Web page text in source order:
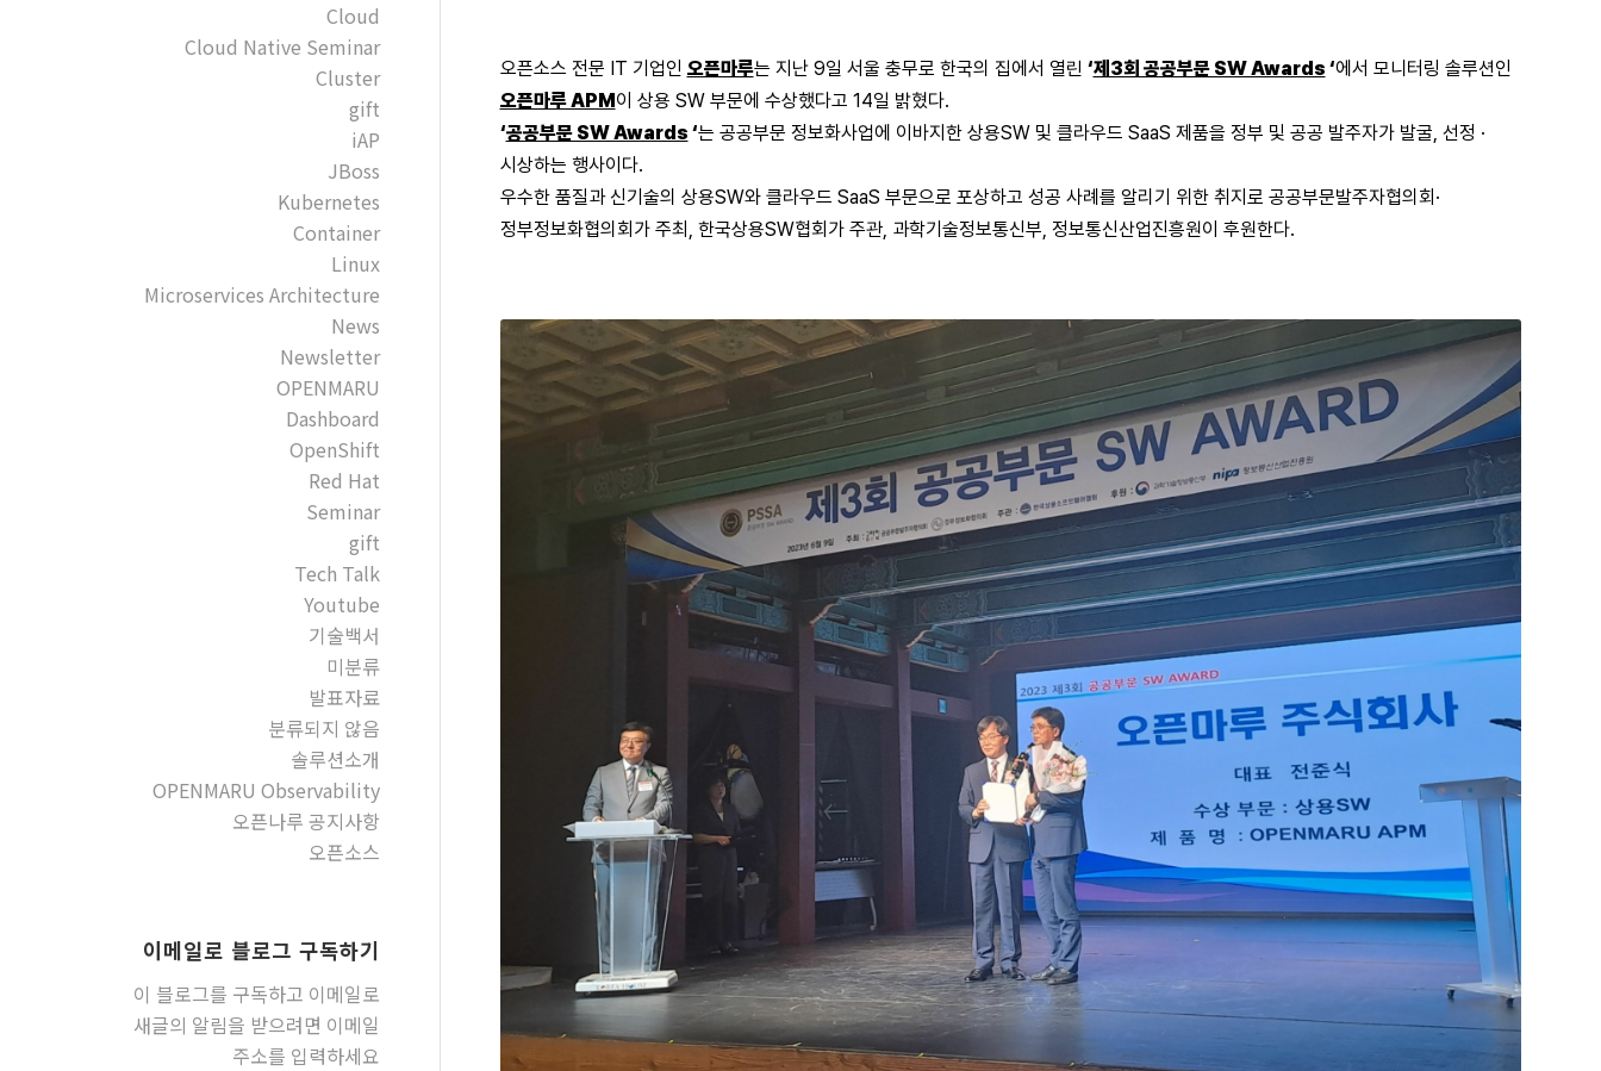
오픈소스 전문 IT 기업인 오픈마루는 지난 9일 서울 충무로 한국의 집에서 열린 ‘제3회 공공부문 SW Awards ‘에서 모니터링 솔루션인
오픈마루 APM이 상용 SW 부문에 수상했다고 14일 밝혔다.
‘공공부문 SW Awards ‘는 공공부문 정보화사업에 이바지한 상용SW 및 클라우드 SaaS 제품을 정부 및 공공 발주자가 발굴, 선정 ·
시상하는 행사이다.
우수한 품질과 신기술의 상용SW와 클라우드 SaaS 부문으로 포상하고 성공 사례를 알리기 위한 취지로 공공부문발주자협의회·
정부정보화협의회가 주최, 한국상용SW협회가 주관, 과학기술정보통신부, 정보통신산업진흥원이 후원한다.
Cloud
Cloud Native Seminar
Cluster
gift
iAP
JBoss
Kubernetes
Container
Linux
Microservices Architecture
News
Newsletter
OPENMARU
Dashboard
OpenShift
Red Hat
Seminar
gift
Tech Talk
Youtube
기술백서
미분류
발표자료
분류되지 않음
솔루션소개
OPENMARU Observability
오픈나루 공지사항
오픈소스
이메일로 블로그 구독하기
이 블로그를 구독하고 이메일로
새글의 알림을 받으려면 이메일
주소를 입력하세요